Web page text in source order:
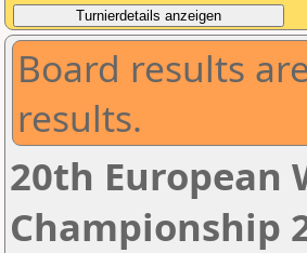
Board results
results.
20th European
Championship